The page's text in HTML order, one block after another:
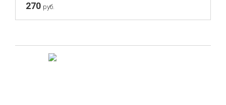
270 руб.